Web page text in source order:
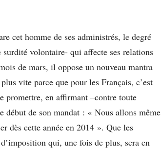
cet homme de ses administrés, le degré
volontaire- qui affecte ses relations
de mars, il oppose un nouveau mantra
vite parce que pour les Français, c’est
promettre, en affirmant –contre toute
début de son mandat : « Nous allons même
dès cette année en 2014 ». Que les
qui, une fois de plus, sera en